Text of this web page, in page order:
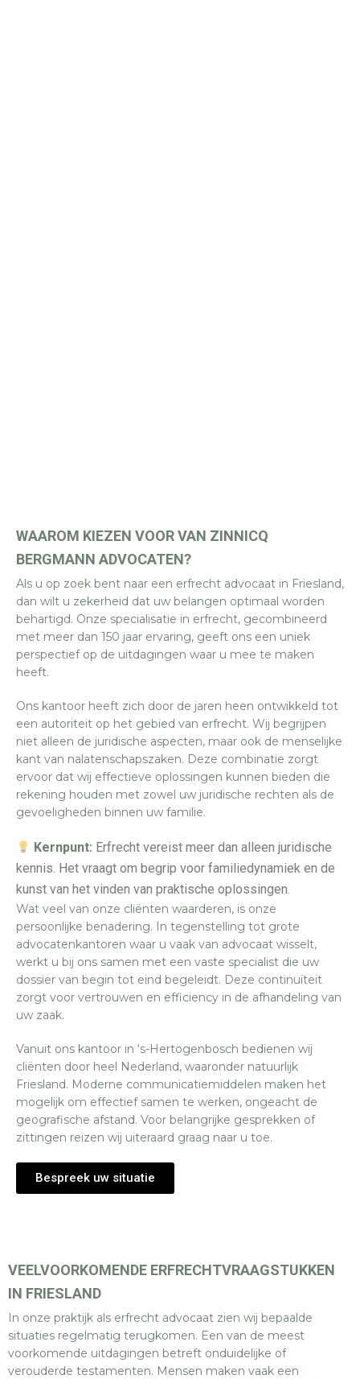
WAAROM KIEZEN VOOR VAN ZINNICQ
BERGMANN ADVOCATEN?
Als u op zoek bent naar een erfrecht advocaat in Friesland,
dan wilt u zekerheid dat uw belangen optimaal worden
behartigd. Onze specialisatie in erfrecht, gecombineerd
met meer dan 150 jaar ervaring, geeft ons een uniek
perspectief op de uitdagingen waar u mee te maken
heeft.
Ons kantoor heeft zich door de jaren heen ontwikkeld tot
een autoriteit op het gebied van erfrecht. Wij begrijpen
niet alleen de juridische aspecten, maar ook de menselijke
kant van nalatenschapszaken. Deze combinatie zorgt
ervoor dat wij effectieve oplossingen kunnen bieden die
rekening houden met zowel uw juridische rechten als de
gevoeligheden binnen uw familie.
Kernpunt: Erfrecht vereist meer dan alleen juridische
kennis. Het vraagt om begrip voor familiedynamiek en de
kunst van het vinden van praktische oplossingen.
Wat veel van onze cliënten waarderen, is onze
persoonlijke benadering. In tegenstelling tot grote
advocatenkantoren waar u vaak van advocaat wisselt,
werkt u bij ons samen met een vaste specialist die uw
dossier van begin tot eind begeleidt. Deze continuïteit
zorgt voor vertrouwen en efficiency in de afhandeling van
uw zaak.
Vanuit ons kantoor in ‘s-Hertogenbosch bedienen wij
cliënten door heel Nederland, waaronder natuurlijk
Friesland. Moderne communicatiemiddelen maken het
mogelijk om effectief samen te werken, ongeacht de
geografische afstand. Voor belangrijke gesprekken of
zittingen reizen wij uiteraard graag naar u toe.
Bespreek uw situatie
VEELVOORKOMENDE ERFRECHTVRAAGSTUKKEN
IN FRIESLAND
In onze praktijk als erfrecht advocaat zien wij bepaalde
situaties regelmatig terugkomen. Een van de meest
voorkomende uitdagingen betreft onduidelijke of
verouderde testamenten. Mensen maken vaak een